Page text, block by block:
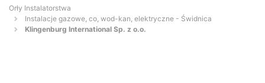
Orły Instalatorstwa
Instalacje gazowe, co, wod-kan, elektryczne - Świdnica
Klingenburg International Sp. z o.o.